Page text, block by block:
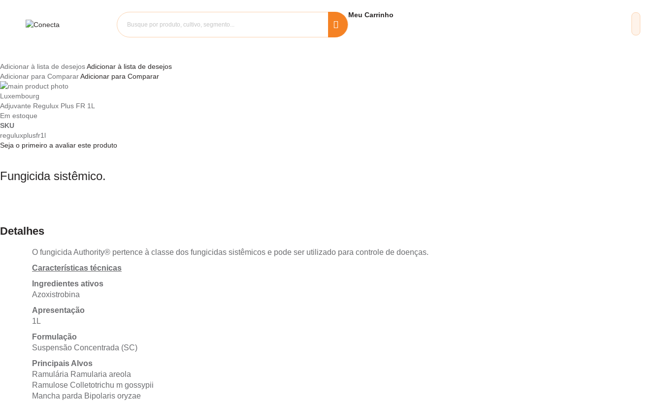
Meu Carrinho
Adicionar à lista de desejosAdicionar à lista de desejos
Adicionar para CompararAdicionar para Comparar
Pular
para
o
final
da
Galeria
de
Saltar
para
o
início
da
Galeria
Luxembourg
Adjuvante Regulux Plus FR 1L
Em estoque
SKU
reguluxplusfr1l
Seja o primeiro a avaliar este produto
Fungicida sistêmico.
Detalhes
O fungicida Authority® pertence à classe dos fungicidas sistêmicos e pode ser utilizado para controle de doenças.
Características técnicas
Ingredientes ativos
Azoxistrobina
Apresentação
1L
Formulação
Suspensão Concentrada (SC)
Principais Alvos
Ramulária Ramularia areola
Ramulose Colletotrichu m gossypii
Mancha parda Bipolaris oryzae